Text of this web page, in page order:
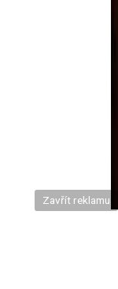
Zavřít reklamu